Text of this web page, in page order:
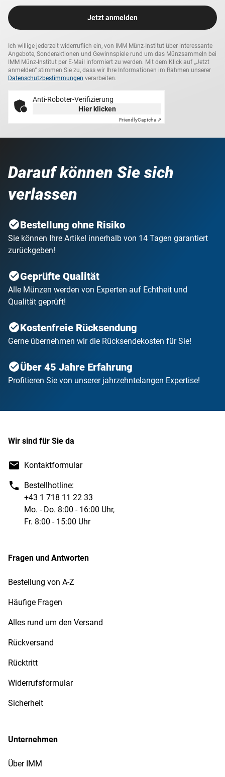
Jetzt anmelden
Ich willige jederzeit widerruflich ein, von IMM Münz-Institut über interessante
Angebote, Sonderaktionen und Gewinnspiele rund um das Münzsammeln bei
IMM Münz-Institut per E-Mail informiert zu werden. Mit dem Klick auf „Jetzt
anmelden“ stimmen Sie zu, dass wir Ihre Informationen im Rahmen unserer
Datenschutzbestimmungen verarbeiten.
Anti-Roboter-Verifizierung
Hier klicken
FriendlyCaptcha ⇗
Darauf können Sie sich
verlassen
Bestellung ohne Risiko
Sie können Ihre Artikel innerhalb von 14 Tagen garantiert
zurückgeben!
Geprüfte Qualität
Alle Münzen werden von Experten auf Echtheit und
Qualität geprüft!
Kostenfreie Rücksendung
Gerne übernehmen wir die Rücksendekosten für Sie!
Über 45 Jahre Erfahrung
Profitieren Sie von unserer jahrzehntelangen Expertise!
Wir sind für Sie da
Kontaktformular
Bestellhotline:
+43 1 718 11 22 33
Mo. - Do. 8:00 - 16:00 Uhr,
Fr. 8:00 - 15:00 Uhr
Fragen und Antworten
Bestellung von A-Z
Häufige Fragen
Alles rund um den Versand
Rückversand
Rücktritt
Widerrufsformular
Sicherheit
Unternehmen
Über IMM